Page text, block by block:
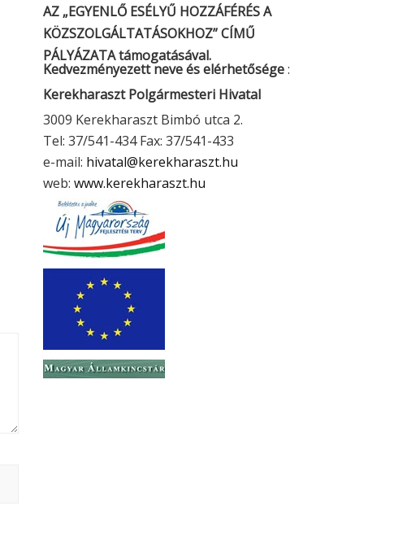
AZ „EGYENLŐ ESÉLYŰ HOZZÁFÉRÉS A
KÖZSZOLGÁLTATÁSOKHOZ” CÍMŰ
PÁLYÁZATA támogatásával.
Kedvezményezett neve és elérhetősége:
Kerekharaszt Polgármesteri Hivatal
3009 Kerekharaszt Bimbó utca 2.
Tel: 37/541-434 Fax: 37/541-433
e-mail: hivatal@kerekharaszt.hu
web: www.kerekharaszt.hu